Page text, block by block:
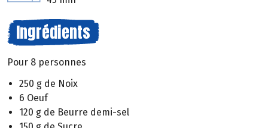
Ingrédients
Pour 8 personnes
250 g de Noix
6 Oeuf
120 g de Beurre demi-sel